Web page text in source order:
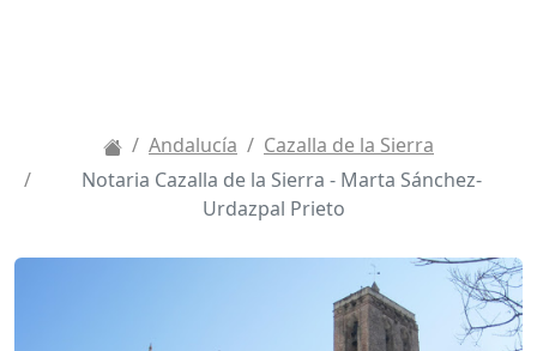
Andalucía
Cazalla de la Sierra
Notaria Cazalla de la Sierra - Marta Sánchez-
Urdazpal Prieto